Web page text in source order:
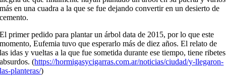
más en una cuadra a la que se fue dejando convertir en un desierto de
cemento.
El primer pedido para plantar un árbol data de 2015, por lo que este
momento, Eufemia tuvo que esperarlo más de diez años. El relato de
las idas y vueltas a la que fue sometida durante ese tiempo, tiene ribetes
absurdos. (https://hormigasycigarras.com.ar/noticias/ciudad/y-llegaron-
las-planteras/)